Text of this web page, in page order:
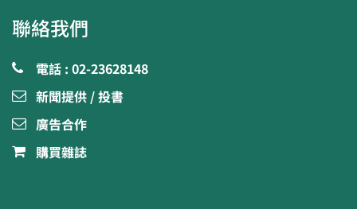
聯絡我們
電話 : 02-23628148
新聞提供 / 投書
廣告合作
購買雜誌